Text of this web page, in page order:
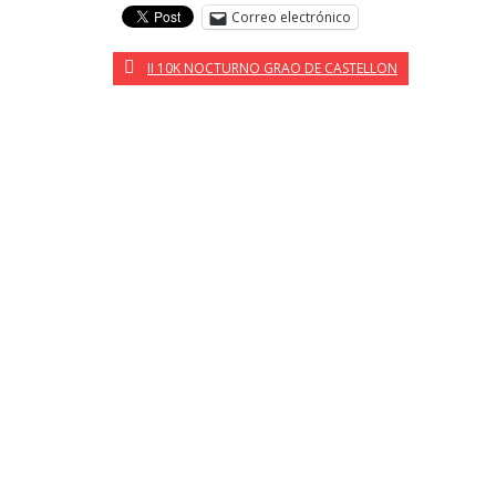
Correo electrónico
II 10K NOCTURNO GRAO DE CASTELLON